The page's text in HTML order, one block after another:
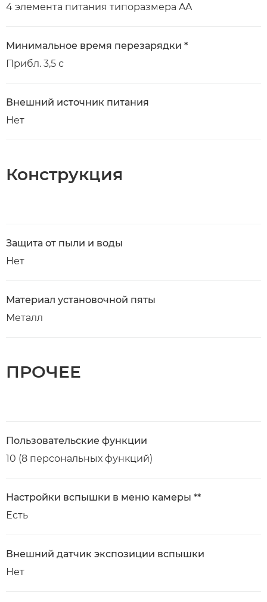
4 элемента питания типоразмера AA
Минимальное время перезарядки *
Прибл. 3,5 с
Внешний источник питания
Нет
Конструкция
Защита от пыли и воды
Нет
Материал установочной пяты
Металл
ПРОЧЕЕ
Пользовательские функции
10 (8 персональных функций)
Настройки вспышки в меню камеры **
Есть
Внешний датчик экспозиции вспышки
Нет